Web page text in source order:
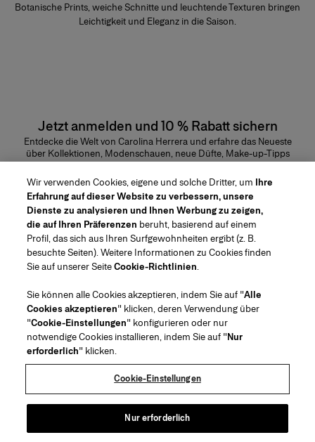
Botanische Prints, weiche Schnitte und leuchtende Texturen bringen
Leichtigkeit und Eleganz in die Saison.
Jetzt anmelden und 10 % Rabatt sichern
Entdecke die Welt von Carolina Herrera und erfahre das Neueste
über Kollektionen, Modenschauen, neue Düfte, Make-up-Tipps
und vieles mehr.
E-Mail-Adresse
ABSENDEN
Kundenservice
Geschäft finden
Kontaktiere uns
Beauty Versand und Rücksendungen
Meine Bestellung zurücksenden
FAQs
Als Geschenk verpacken
Präferenzzentrum
(öffnet in neuem Tab)
Über uns
House of Herrera
Stellenangebote
(öffnet in neuem Tab)
chcarolinaherrera.com
(öffnet in neuem Tab)
Allgemeine Geschäftsbedingungen
Allgemeine Beauty-
Allgemein Modevertragsbedingungen
Wir verwenden Cookies, eigene und solche Dritter, um Ihre
Erfahrung auf dieser Website zu verbessern, unsere
Dienste zu analysieren und Ihnen Werbung zu zeigen,
die auf Ihren Präferenzen beruht, basierend auf einem
Profil, das sich aus Ihren Surfgewohnheiten ergibt (z. B.
besuchte Seiten). Weitere Informationen zu Cookies finden
Sie auf unserer SeiteCookie-Richtlinien.
Sie können alle Cookies akzeptieren, indem Sie auf "Alle
Cookies akzeptieren" klicken, deren Verwendung über
"Cookie-Einstellungen" konfigurieren oder nur
notwendige Cookies installieren, indem Sie auf "Nur
erforderlich" klicken.
Cookie-Einstellungen
Nur erforderlich